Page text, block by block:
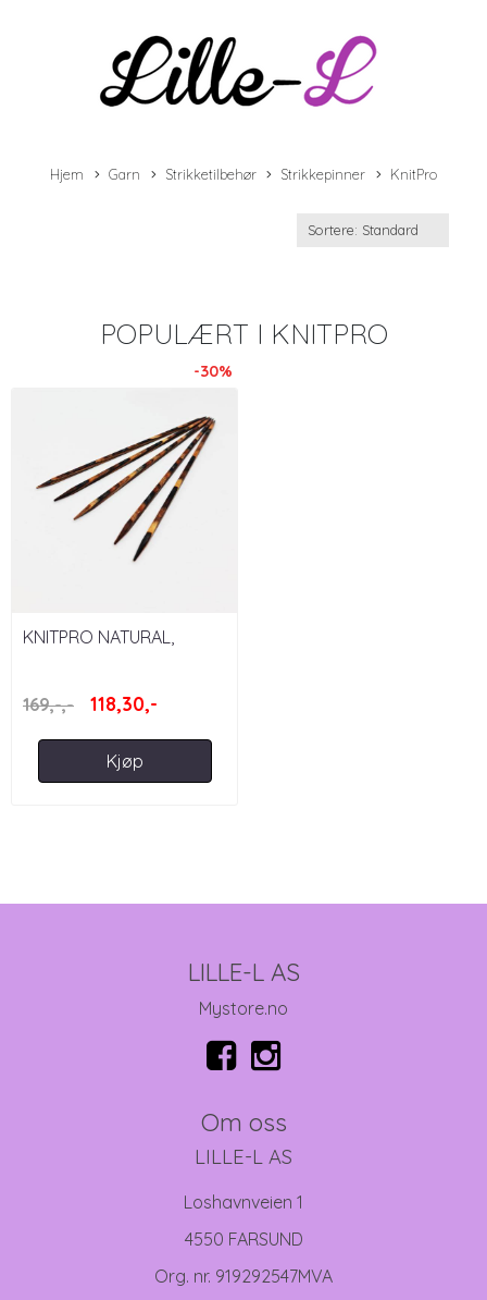
Hjem Garn Strikketilbehør Strikkepinner KnitPro
POPULÆRT I KNITPRO
-30%
KNITPRO NATURAL,
169,-,- 118,30,-
Kjøp
LILLE-L AS
Mystore.no
Om oss
LILLE-L AS
Loshavnveien 1
4550 FARSUND
Org. nr. 919292547MVA